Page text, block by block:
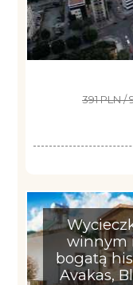
391 PLN /
winnym
bogatą
Avakas,